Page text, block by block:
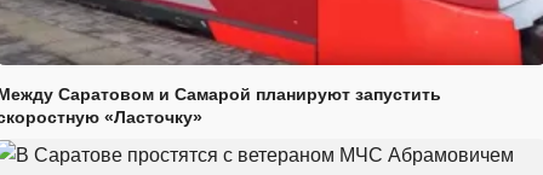
Саратовом и Самарой планируют запустить
«Ласточку»